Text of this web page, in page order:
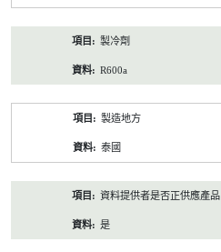
製冷劑
R600a
製造地方
泰國
資料提供者是否正供應產品
是